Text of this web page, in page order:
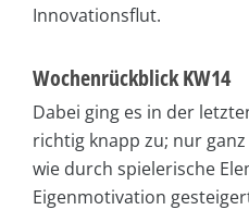
Innovationsflut.
Wochenrückblick KW14
Dabei ging es in der
richtig knapp zu; nur
wie durch spielerische
Eigenmotivation